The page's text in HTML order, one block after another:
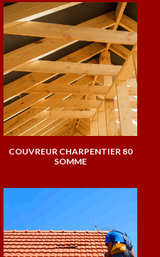
COUVREUR CHARPENTIER 80
SOMME